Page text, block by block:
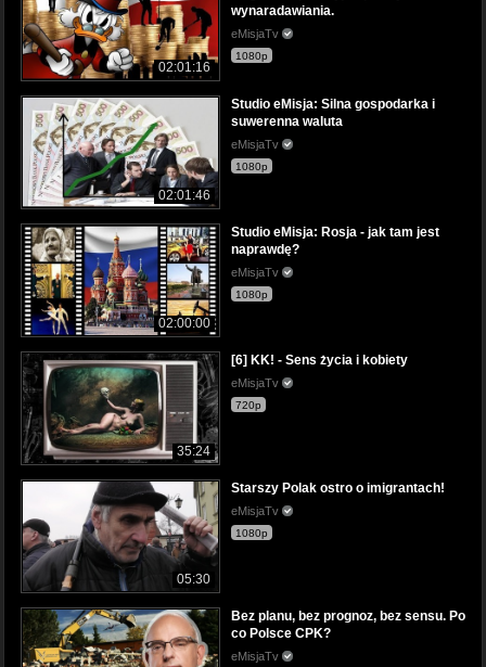
02:01:16
wynaradawiania.
eMisjaTv
1080p
02:01:46
Studio eMisja: Silna gospodarka i
suwerenna waluta
eMisjaTv
1080p
02:00:00
Studio eMisja: Rosja - jak tam jest
naprawdę?
eMisjaTv
1080p
35:24
[6] KK! - Sens życia i kobiety
eMisjaTv
720p
05:30
Starszy Polak ostro o imigrantach!
eMisjaTv
1080p
Bez planu, bez prognoz, bez sensu. Po
co Polsce CPK?
eMisjaTv